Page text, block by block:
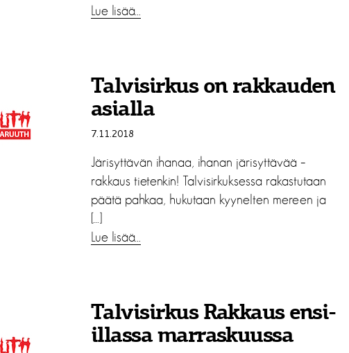
Lue lisää…
Talvisirkus on rakkauden
asialla
7.11.2018
Järisyttävän ihanaa, ihanan järisyttävää –
rakkaus tietenkin! Talvisirkuksessa rakastutaan
päätä pahkaa, hukutaan kyynelten mereen ja
[…]
Lue lisää…
Talvisirkus Rakkaus ensi-
illassa marraskuussa